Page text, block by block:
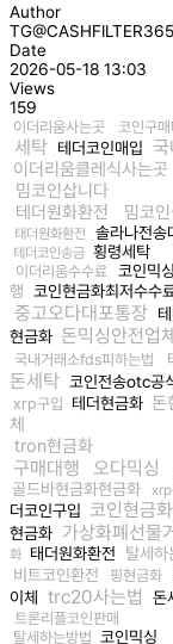
Author
TG@CASHFILTER365
Date
2026-05-18 13:03
Views
159
이더리움사는곳 코인구
세탁 테더코인매입
이더리움클레식사는곳
밈코인삽니다
테더원화환전
밈코
태더원화환전 솔라나전송
테더코인송금 횡령세탁
이더리움수수료 코인믹싱
행 코인현금화최저수수
중고오다대포통장
현금화 돈믹싱안전업
국내거래소fds피하는법
돈세탁 코인전송otc공
xrp구입 테더현금화 돈
체
tron현금화
구매대행 오다믹싱
골드바현금화현금화 xrp
더코인구입 코인현금
현금화 가상화폐선물
화 태더원화환전
탈세하
비트코인환전
핑현금화
이체
trc20사는법 돈
트론리플코인판매
탈세하는방법 코인믹싱